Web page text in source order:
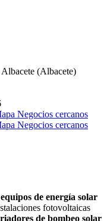
(Albacete)
Negocios cercanos
Negocios cercanos
de energía solar
fotovoltaicas
de bombeo solar